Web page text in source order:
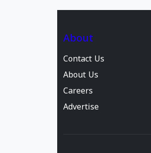
About
Contact Us
About Us
Careers
Advertise